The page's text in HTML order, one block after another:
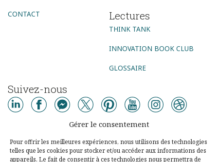
Gérer le consentement
Pour offrir les meilleures expériences, nous utilisons des technologies
telles que les cookies pour stocker et/ou accéder aux informations des
appareils. Le fait de consentir à ces technologies nous permettra de
CONTACT Lectures
THINK TANK
INNOVATION BOOK CLUB
GLOSSAIRE
Suivez-nous
AGENCE CONSEIL
AGENCE DIGITALE
AGENCE COMMUNICATION DIGITALE
AGENCE MARKETING DIGITAL
AGENCE SOCIAL MEDIA